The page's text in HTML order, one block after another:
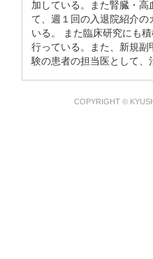
加している。また腎臓・高
て、週１回の入退院紹介
いる。 また臨床研究にも
行っている。また、新規
験の患者の担当医として、
COPYRIGHT ©